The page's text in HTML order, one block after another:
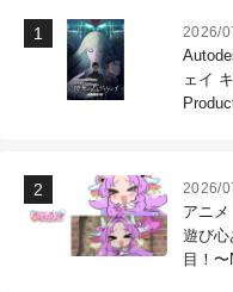
2026/
ェイ
2026/
アニ
遊び心
目！